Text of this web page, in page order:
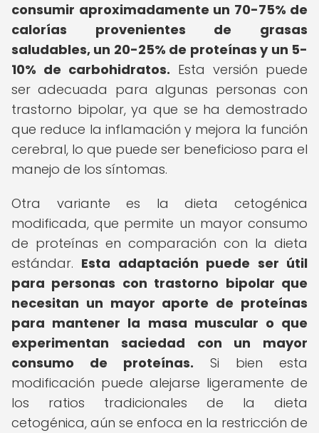
consumir aproximadamente un 70-75% de
calorías provenientes de grasas
saludables, un 20-25% de proteínas y un 5-
10% de carbohidratos. Esta versión puede
ser adecuada para algunas personas con
trastorno bipolar, ya que se ha demostrado
que reduce la inflamación y mejora la función
cerebral, lo que puede ser beneficioso para el
manejo de los síntomas.
Otra variante es la dieta cetogénica
modificada, que permite un mayor consumo
de proteínas en comparación con la dieta
estándar. Esta adaptación puede ser útil
para personas con trastorno bipolar que
necesitan un mayor aporte de proteínas
para mantener la masa muscular o que
experimentan saciedad con un mayor
consumo de proteínas. Si bien esta
modificación puede alejarse ligeramente de
los ratios tradicionales de la dieta
cetogénica, aún se enfoca en la restricción de